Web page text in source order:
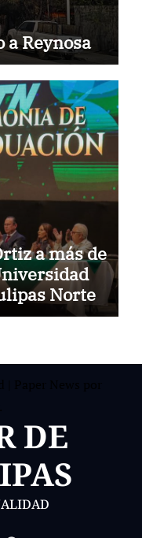
Reynosa
a más de
Norte
DE